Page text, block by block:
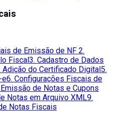
de Emissão de NF 2.
Fiscal3. Cadastro de Dados
Adição do Certificado Digital5.
e6. Configurações Fiscais de
de Notas e Cupons
Notas em Arquivo XML9.
Notas Fiscais